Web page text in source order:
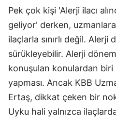
Pek çok kişi 'Alerji ilacı
geliyor' derken,
ilaçlarla sınırlı değil. Alerji
sürükleyebilir. Alerji
konuşulan konulardan biri
yapması. Ancak KBB
Ertaş, dikkat çeken bir
Uyku hali yalnızca